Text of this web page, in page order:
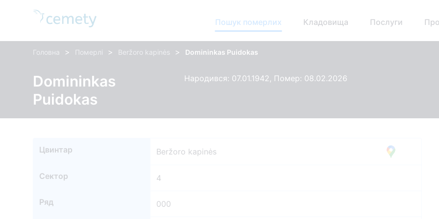
Пошук померлих Кладовища Послуги
Головна > Померлі > Beržoro kapinės > Domininkas Puidokas
Domininkas
Puidokas
Народився: 07.01.1942, Помер: 08.02.2026
Цвинтар Beržoro kapinės
Сектор 4
Ряд 000